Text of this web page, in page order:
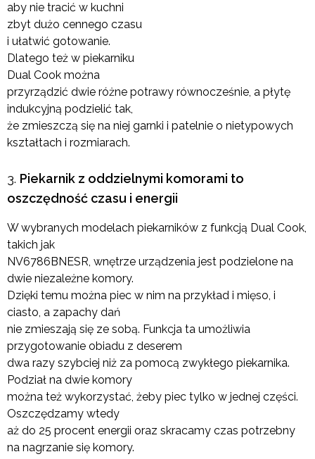
aby nie tracić w kuchni
zbyt dużo cennego czasu
i ułatwić gotowanie.
Dlatego też w piekarniku
Dual Cook można
przyrządzić dwie różne potrawy równocześnie, a płytę
indukcyjną podzielić tak,
że zmieszczą się na niej garnki i patelnie o nietypowych
kształtach i rozmiarach.
Piekarnik z oddzielnymi komorami to
oszczędność czasu i energii
W wybranych modelach piekarników z funkcją Dual Cook,
takich jak
NV6786BNESR, wnętrze urządzenia jest podzielone na
dwie niezależne komory.
Dzięki temu można piec w nim na przykład i mięso, i
ciasto, a zapachy dań
nie zmieszają się ze sobą. Funkcja ta umożliwia
przygotowanie obiadu z deserem
dwa razy szybciej niż za pomocą zwykłego piekarnika.
Podział na dwie komory
można też wykorzystać, żeby piec tylko w jednej części.
Oszczędzamy wtedy
aż do 25 procent energii oraz skracamy czas potrzebny
na nagrzanie się komory.